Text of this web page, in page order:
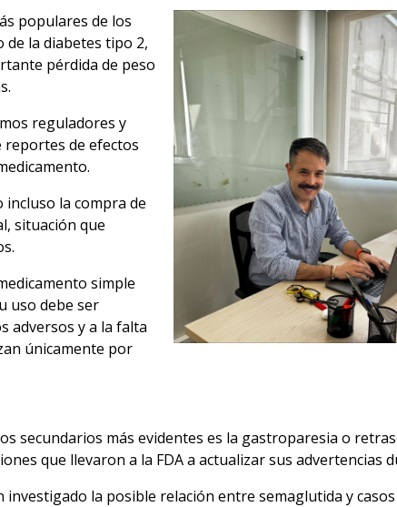
populares de los
la diabetes tipo 2,
pérdida de peso
reguladores y
reportes de efectos
incluso la compra de
situación que
simple
uso debe ser
adversos y a la falta
únicamente por
secundarios más evidentes es la gastroparesia o
que llevaron a la FDA a actualizar sus advertencias
la posible relación entre semaglutida y